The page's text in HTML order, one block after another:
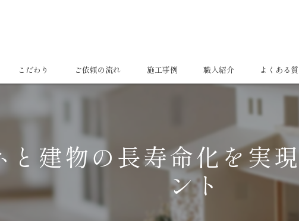
こだわり ご依頼の流れ 施工事例 職人紹介 よくある
と建物の長寿命化を実
ント